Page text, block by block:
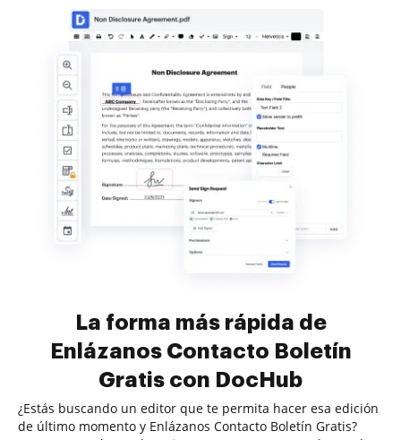
La forma más rápida de
Enlázanos Contacto Boletín
Gratis con DocHub
¿Estás buscando un editor que te permita hacer esa edición
de último momento y Enlázanos Contacto Boletín Gratis?